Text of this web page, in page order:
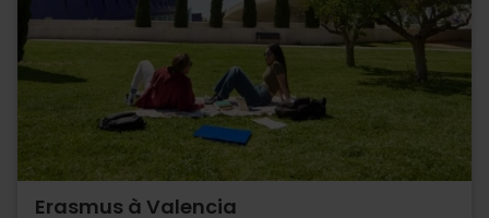
Erasmus à Valencia